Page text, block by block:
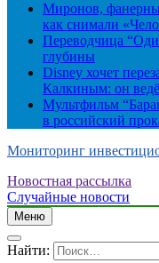
Миронов,
как снимали
Переводчица
глубины
Disney хочет
Калкиным: он
Мультфильм
в российский
Мониторинг
Новостная рассылка
Случайные новости
Меню
Найти: